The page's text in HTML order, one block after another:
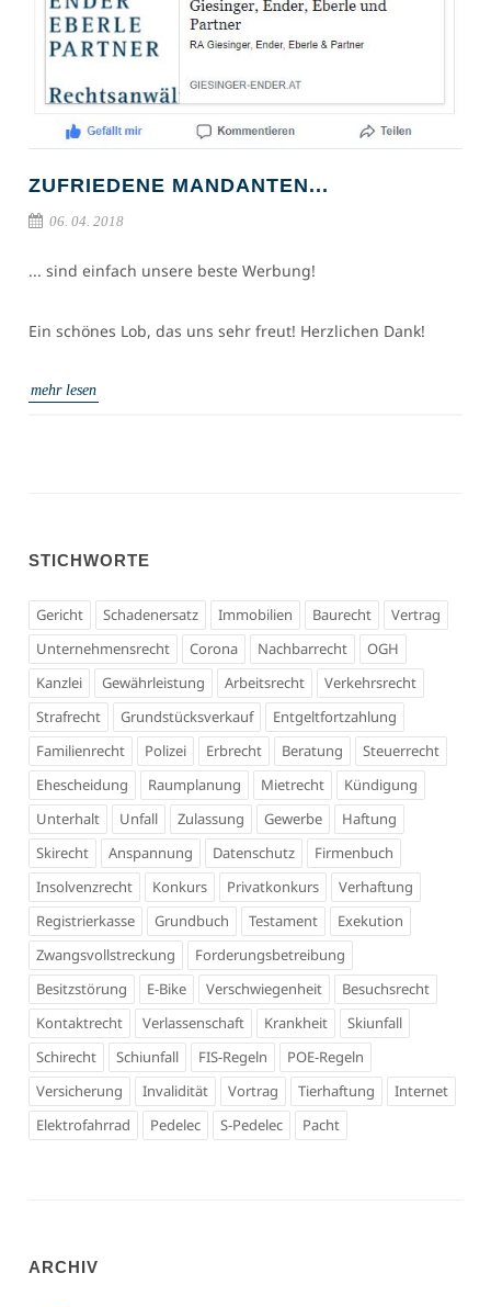
ZUFRIEDENE MANDANTEN...
06. 04. 2018
... sind einfach unsere beste Werbung!
Ein schönes Lob, das uns sehr freut! Herzlichen Dank!
mehr lesen
STICHWORTE
Gericht Schadenersatz Immobilien Baurecht
Vertrag
Unternehmensrecht
Corona Nachbarrecht
OGH
Kanzlei
Gewährleistung Arbeitsrecht
Verkehrsrecht
Strafrecht
Grundstücksverkauf
Entgeltfortzahlung
Familienrecht
Polizei Erbrecht Beratung
Steuerrecht
Ehescheidung
Raumplanung Mietrecht
Kündigung
Unterhalt
Unfall Zulassung Gewerbe
Haftung
Skirecht
Anspannung Datenschutz
Firmenbuch
Insolvenzrecht
Konkurs Privatkonkurs
Verhaftung
Registrierkasse
Grundbuch Testament
Exekution
Zwangsvollstreckung
Forderungsbetreibung
Besitzstörung
E-Bike Verschwiegenheit
Besuchsrecht
Kontaktrecht
Verlassenschaft Krankheit
Skiunfall
Schirecht
Schiunfall FIS-Regeln
POE-Regeln
Versicherung
Invalidität Vortrag Tierhaftung
Internet
Elektrofahrrad
Pedelec S-Pedelec Pacht
ARCHIV